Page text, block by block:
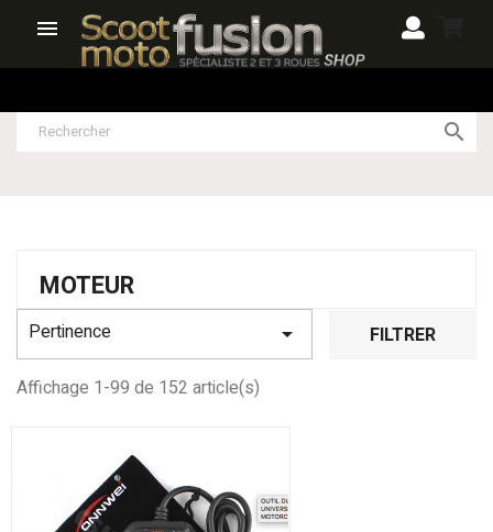


MOTEUR
Pertinence  FILTRER
Affichage 1-99 de 152 article(s)